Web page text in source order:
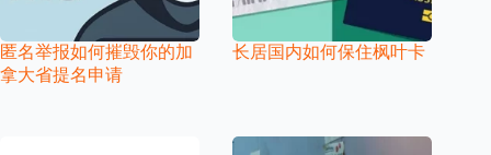
匿名举报如何摧毁你的加
拿大省提名申请
长居国内如何保住枫叶卡